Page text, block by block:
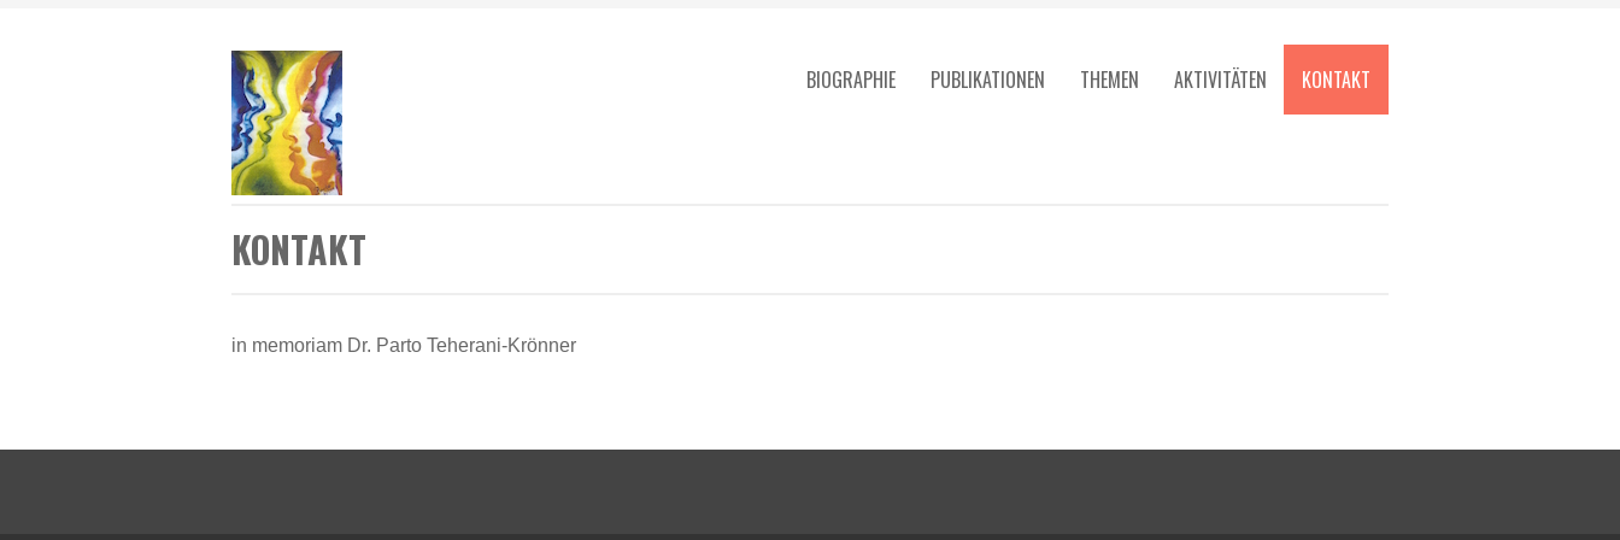
BIOGRAPHIE PUBLIKATIONEN THEMEN AKTIVITÄTEN KONTAKT
KONTAKT
in memoriam Dr. Parto Teherani-Krönner